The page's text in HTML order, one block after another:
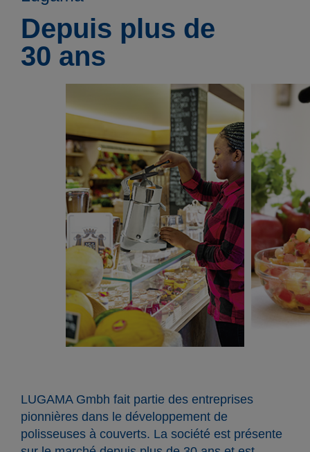
Depuis plus de
30 ans
LUGAMA Gmbh fait partie des entreprises
pionnières dans le développement de
polisseuses à couverts. La société est présente